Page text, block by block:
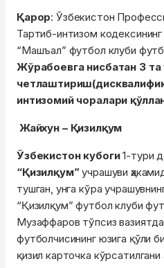
Қарор: Ўзбекистон
Тартиб-интизом
“Машъал” футбол клуби
Жўрабоевга нисбатан 3 та
интизомий чоралари
Жайхун – Қизилқум
Ўзбекистон кубоги1-тури
“Қизилқум”учрашуви
тушган, унга кўра
“Қизилқум” футбол клуби
Музаффаров тўпсиз
футболчисининг юзига қўли
қизил карточка кўрсатилгани